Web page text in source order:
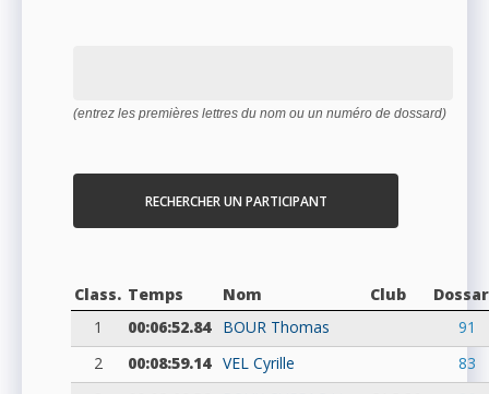
(entrez les premières lettres du nom ou un numéro de dossard)
RECHERCHER UN PARTICIPANT
Class. Temps Nom Club
1
00:06:52.84 BOUR Thomas
91
2
00:08:59.14 VEL Cyrille
83